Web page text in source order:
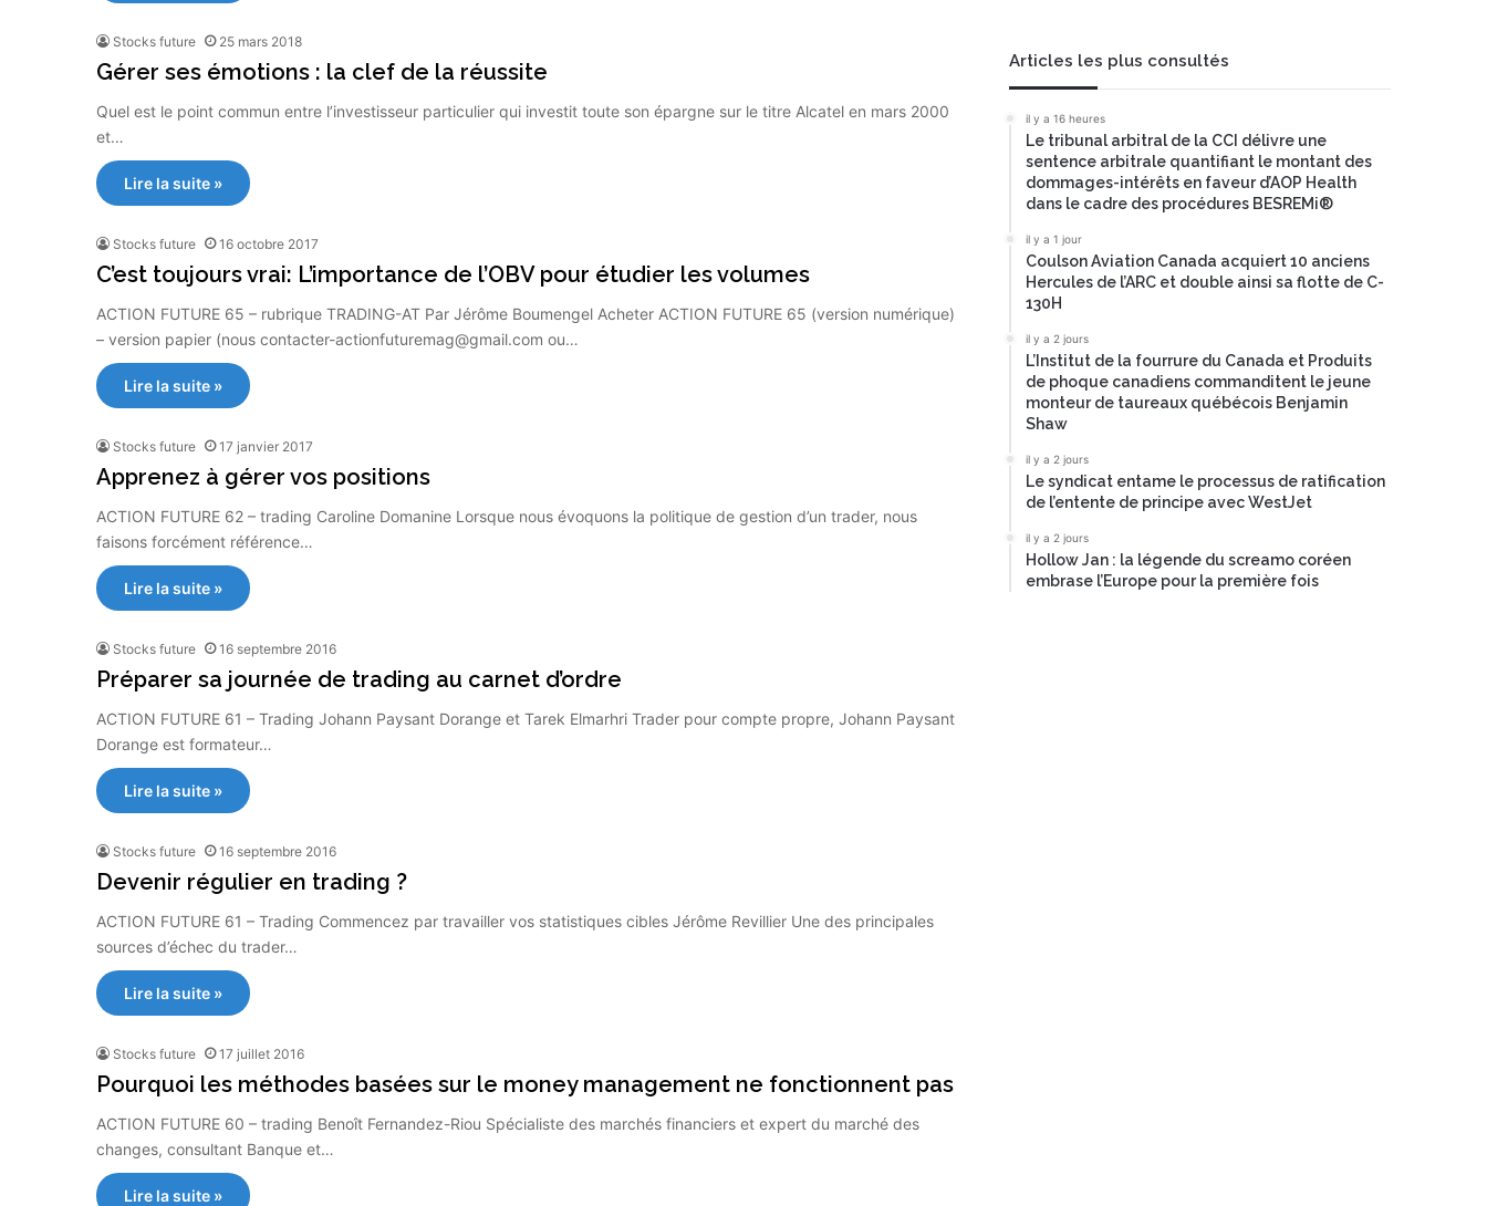
Stocks future 25 mars 2018
Gérer ses émotions : la clef de la réussite
Quel est le point commun entre l’investisseur particulier qui investit toute son épargne sur le titre Alcatel en mars 2000
et…
Lire la suite »
Stocks future 16 octobre 2017
C’est toujours vrai: L’importance de l’OBV pour étudier les volumes
ACTION FUTURE 65 – rubrique TRADING-AT Par Jérôme Boumengel Acheter ACTION FUTURE 65 (version numérique)
– version papier (nous contacter-actionfuturemag@gmail.com ou…
Lire la suite »
Stocks future 17 janvier 2017
Apprenez à gérer vos positions
ACTION FUTURE 62 – trading Caroline Domanine Lorsque nous évoquons la politique de gestion d’un trader, nous
faisons forcément référence…
Lire la suite »
Stocks future 16 septembre 2016
Préparer sa journée de trading au carnet d’ordre
ACTION FUTURE 61 – Trading Johann Paysant Dorange et Tarek Elmarhri Trader pour compte propre, Johann Paysant
Dorange est formateur…
Lire la suite »
Stocks future 16 septembre 2016
Devenir régulier en trading ?
ACTION FUTURE 61 – Trading Commencez par travailler vos statistiques cibles Jérôme Revillier Une des principales
sources d’échec du trader…
Lire la suite »
Stocks future 17 juillet 2016
Pourquoi les méthodes basées sur le money management ne fonctionnent pas
ACTION FUTURE 60 – trading Benoît Fernandez-Riou Spécialiste des marchés financiers et expert du marché des
changes, consultant Banque et…
Lire la suite »
Articles les plus consultés
il y a 16 heures
Le tribunal arbitral de la CCI délivre une
sentence arbitrale quantifiant le montant des
dommages-intérêts en faveur d’AOP Health
dans le cadre des procédures BESREMi®
il y a 1 jour
Coulson Aviation Canada acquiert 10 anciens
Hercules de l’ARC et double ainsi sa flotte de C-
130H
il y a 2 jours
L’Institut de la fourrure du Canada et Produits
de phoque canadiens commanditent le jeune
monteur de taureaux québécois Benjamin
Shaw
il y a 2 jours
Le syndicat entame le processus de ratification
de l’entente de principe avec WestJet
il y a 2 jours
Hollow Jan : la légende du screamo coréen
embrase l’Europe pour la première fois